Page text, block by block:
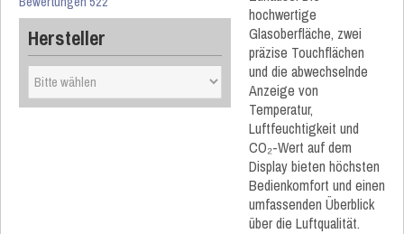
Hersteller
hochwertige
Glasoberfläche, zwei
präzise Touchflächen
und die abwechselnde
Anzeige von
Temperatur,
Luftfeuchtigkeit und
CO₂-Wert auf dem
Display bieten höchsten
Bedienkomfort und einen
umfassenden Überblick
über die Luftqualität.